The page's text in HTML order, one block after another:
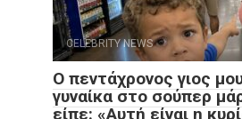
CELEBRITY NEWS
Ο πεντάχρονος γιος
γυναίκα στο σούπερ
είπε: «Αυτή είναι η